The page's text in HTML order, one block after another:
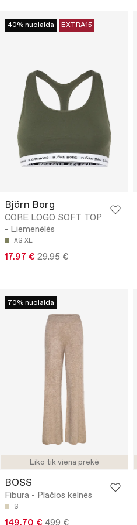
40% nuolaida EXTRA15
Björn Borg
CORE LOGO SOFT TOP
- Liemenėlės
XS XL
17.97 € 29.95 €
Liko tik viena prekė
70% nuolaida
BOSS
Fibura - Plačios kelnės
S